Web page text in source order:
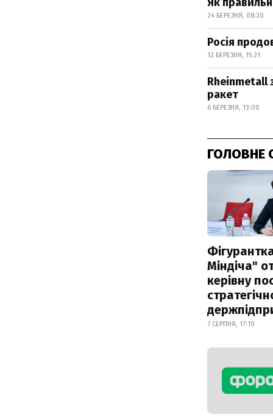
24 БЕРЕЗНЯ, 08:30
Росія
12 БЕРЕЗНЯ, 15:21
Rheinmetall
ракет
6 БЕРЕЗНЯ, 13:00
ГОЛОВНЕ
Міндіча"
керівну
7 СЕРПНЯ, 17:10